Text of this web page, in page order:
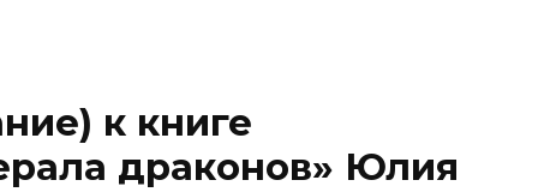
к книге
драконов» Юлия